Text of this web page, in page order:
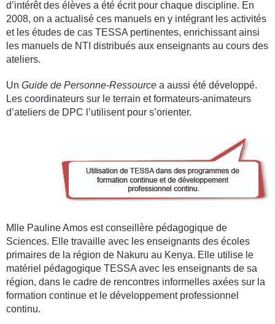
d’intérêt des élèves a été écrit pour chaque discipline. En
2008, on a actualisé ces manuels en y intégrant les activités
et les études de cas TESSA pertinentes, enrichissant ainsi
les manuels de NTI distribués aux enseignants au cours des
ateliers.
Un Guide de Personne-Ressource a aussi été développé.
Les coordinateurs sur le terrain et formateurs-animateurs
d’ateliers de DPC l’utilisent pour s’orienter.
Mlle Pauline Amos est conseillère pédagogique de
Sciences. Elle travaille avec les enseignants des écoles
primaires de la région de Nakuru au Kenya. Elle utilise le
matériel pédagogique TESSA avec les enseignants de sa
région, dans le cadre de rencontres informelles axées sur la
formation continue et le développement professionnel
continu.